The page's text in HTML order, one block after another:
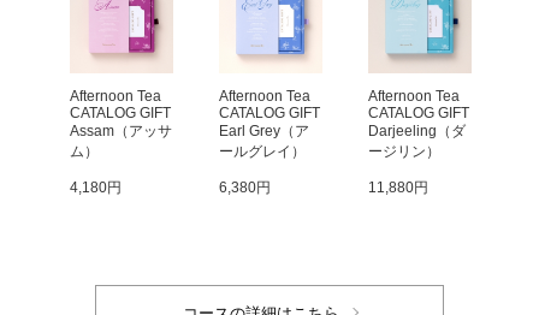
Afternoon Tea
CATALOG GIFT
Assam（アッサ
ム）
4,180円
Afternoon Tea
CATALOG GIFT
Earl Grey（ア
ールグレイ）
6,380円
Afternoon Tea
CATALOG GIFT
Darjeeling（ダ
ージリン）
11,880円